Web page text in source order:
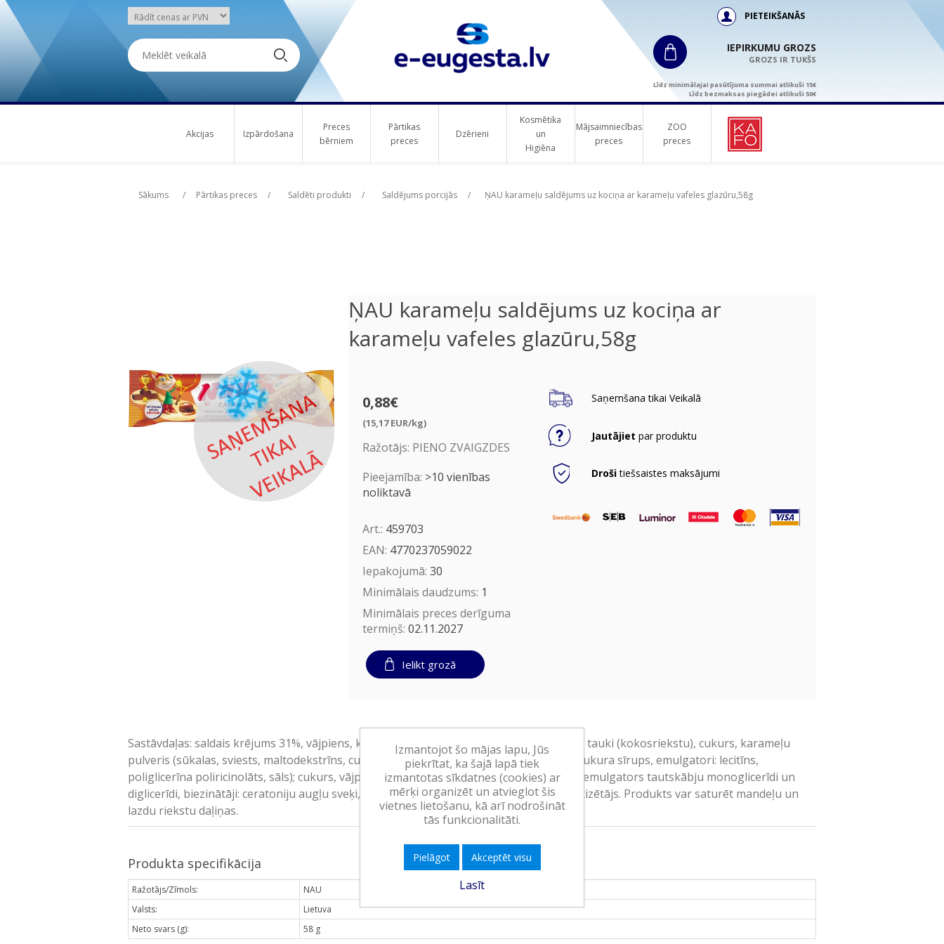
PIETEIKŠANĀS
IEPIRKUMU GROZS
GROZS IR TUKŠS
Līdz minimālajai pasūtījuma summai atlikuši 15€
Līdz bezmaksas piegādei atlikuši 50€
Akcijas Izpārdošana
Preces
bērniem
Pārtikas
preces
Dzērieni
Kosmētika
un
Higiēna
Mājsaimniecības
preces
ZOO
preces
Sākums / Pārtikas preces / Saldēti produkti / Saldējums porcijās / ŅAU karameļu saldējums uz kociņa ar karameļu vafeles glazūru,58g
ŅAU karameļu saldējums uz kociņa ar
karameļu vafeles glazūru,58g
0,88€
(15,17 EUR/kg)
Ražotājs: PIENO ZVAIGZDES
Pieejamība: >10 vienības
noliktavā
Art.: 459703
EAN: 4770237059022
Iepakojumā: 30
Minimālais daudzums: 1
Minimālais preces derīguma
termiņš: 02.11.2027
Ielikt grozā
Saņemšana tikai Veikalā
Jautājiet par produktu
Drošitiešsaistes maksājumi
Sastāvdaļas: saldais krējums 31%, vājpiens, karameļu glazūra ar kraukšķiem 22% (augu tauki (kokosriekstu), cukurs, karameļu
pulveris (sūkalas, sviests, maltodekstrīns, cukurs, vājpiens), kviešu milti, karamelizēta cukura sīrups, emulgatori: lecitīns,
poliglicerīna poliricinolāts, sāls); cukurs, vājpiena pulveris, karamelizēta cukura sīrups, emulgators tautskābju monoglicerīdi un
diglicerīdi, biezinātāji: ceratoniju augļu sveķi, guāra sveķi, karagināns; karameļu aromatizētājs. Produkts var saturēt mandeļu un
lazdu riekstu daļiņas.
Produkta specifikācija
Ražotājs/Zīmols:
NAU
Valsts:
Lietuva
Neto svars (g):
58 g
Izmantojot šo mājas lapu, Jūs
piekrītat, ka šajā lapā tiek
izmantotas sīkdatnes (cookies) ar
mērķi organizēt un atvieglot šis
vietnes lietošanu, kā arī nodrošināt
tās funkcionalitāti.
Pielāgot Akceptēt visu
Lasīt